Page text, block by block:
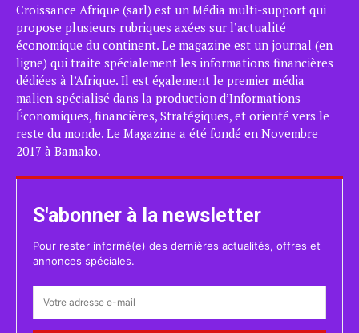
Croissance Afrique (sarl) est un Média multi-support qui
propose plusieurs rubriques axées sur l’actualité
économique du continent. Le magazine est un journal (en
ligne) qui traite spécialement les informations financières
dédiées à l’Afrique. Il est également le premier média
malien spécialisé dans la production d’Informations
Économiques, financières, Stratégiques, et orienté vers le
reste du monde. Le Magazine a été fondé en Novembre
2017 à Bamako.
S'abonner à la newsletter
Pour rester informé(e) des dernières actualités, offres et
annonces spéciales.